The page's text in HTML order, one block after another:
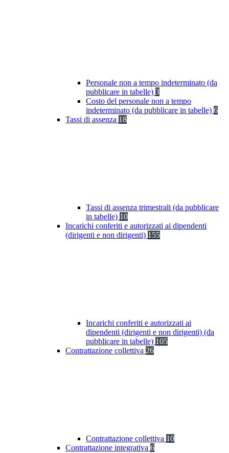
Personale non a tempo indeterminato (da
pubblicare in tabelle) 3
Costo del personale non a tempo
indeterminato (da pubblicare in tabelle) 6
Tassi di assenza 18
Tassi di assenza trimestrali (da pubblicare
in tabelle) 10
Incarichi conferiti e autorizzati ai dipendenti
(dirigenti e non dirigenti) 155
Incarichi conferiti e autorizzati ai
dipendenti (dirigenti e non dirigenti) (da
pubblicare in tabelle) 105
Contrattazione collettiva 26
Contrattazione collettiva 10
Contrattazione integrativa 6